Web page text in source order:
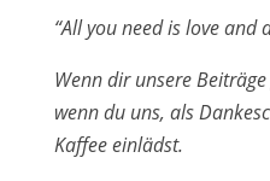
“All you need is love and
Wenn dir unsere
wenn du uns, als
Kaffee einlädst.